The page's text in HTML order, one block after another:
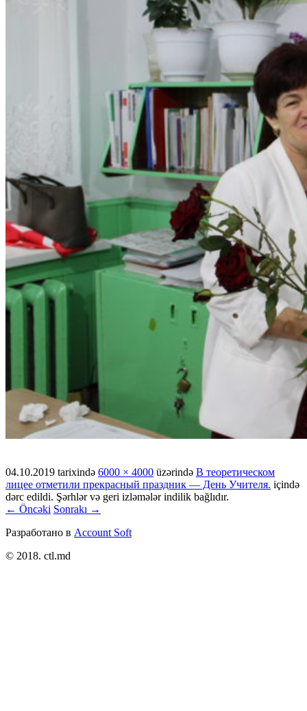
04.10.2019 tarixində 6000 × 4000 üzərində В теоретическом
лицее отметили прекрасный праздник — День Учителя. içində
dərc edildi. Şərhlər və geri izləmələr indilik bağlıdır.
← Öncəki Sonrakı →
Разработано в Account Soft
© 2018. ctl.md